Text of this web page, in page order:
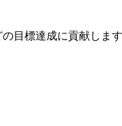
目標達成に貢献します